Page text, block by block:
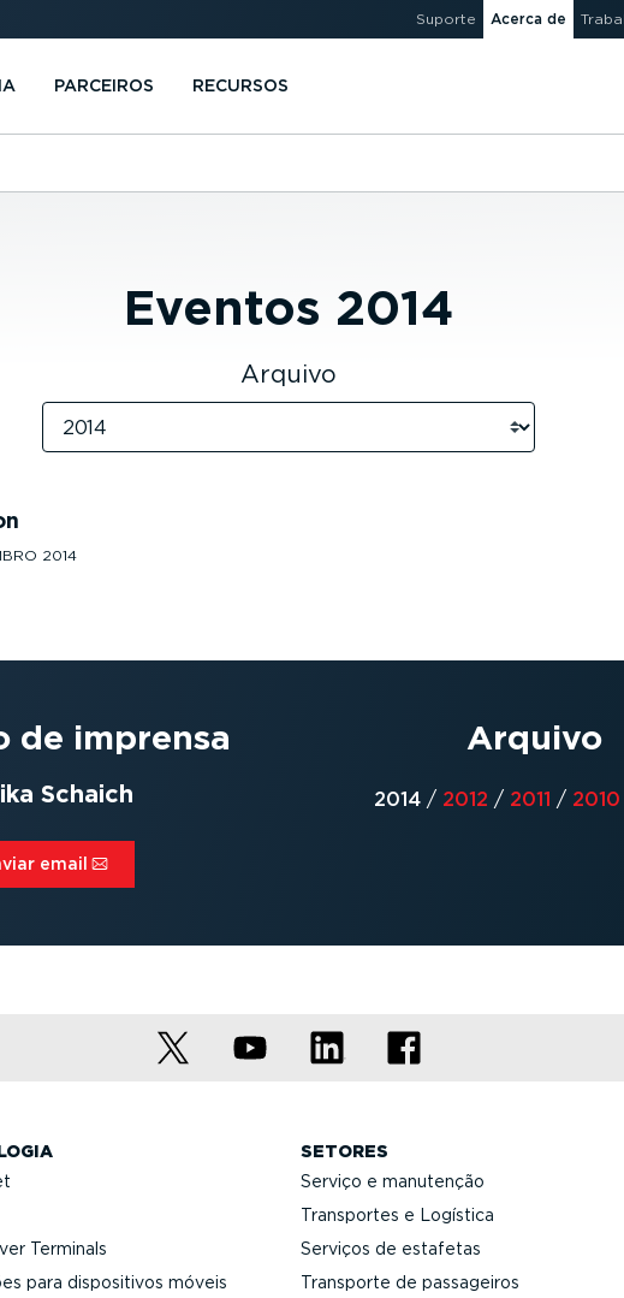
Suporte Acerca de
PARCEIROS RECURSOS
Eventos 2014
Arquivo
2014
de imprensa
Schaich
email⁠
Arquivo
2014/ 2012 / 2011 / 2010
Terminals
para dispo­si­tivos móveis
SETORES
Serviço e manutenção
Transportes e Logística
Serviços de estafetas
Transporte de passageiros